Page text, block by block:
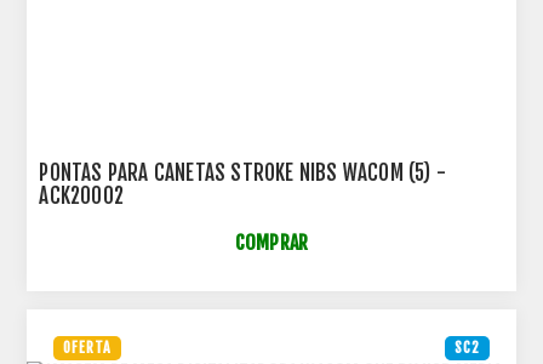
PONTAS PARA CANETAS STROKE NIBS WACOM (5) -
ACK20002
COMPRAR
SC2
OFERTA